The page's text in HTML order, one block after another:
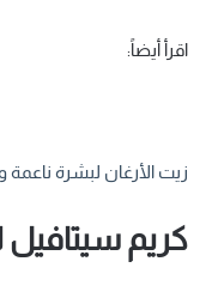
اقرأ أيضاً:
زيت الأرغان لبشرة
كريم سيتافيل